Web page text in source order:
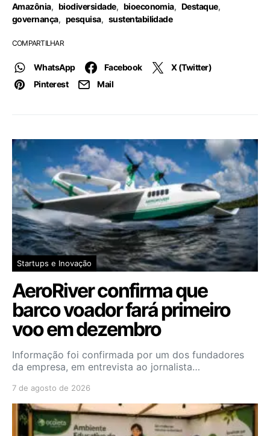
Amazônia, biodiversidade, bioeconomia, Destaque,
governança, pesquisa, sustentabilidade
COMPARTILHAR
WhatsApp Facebook
X (Twitter)
Pinterest
Mail
Startups e Inovação
AeroRiver confirma que
barco voador fará primeiro
voo em dezembro
Informação foi confirmada por um dos fundadores
da empresa, em entrevista ao jornalista…
7 de agosto de 2026